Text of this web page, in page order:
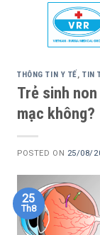
THÔNG TIN Y TẾ,TIN
Trẻ sinh
mạc không?
POSTED ON 25/08/
25
Th8